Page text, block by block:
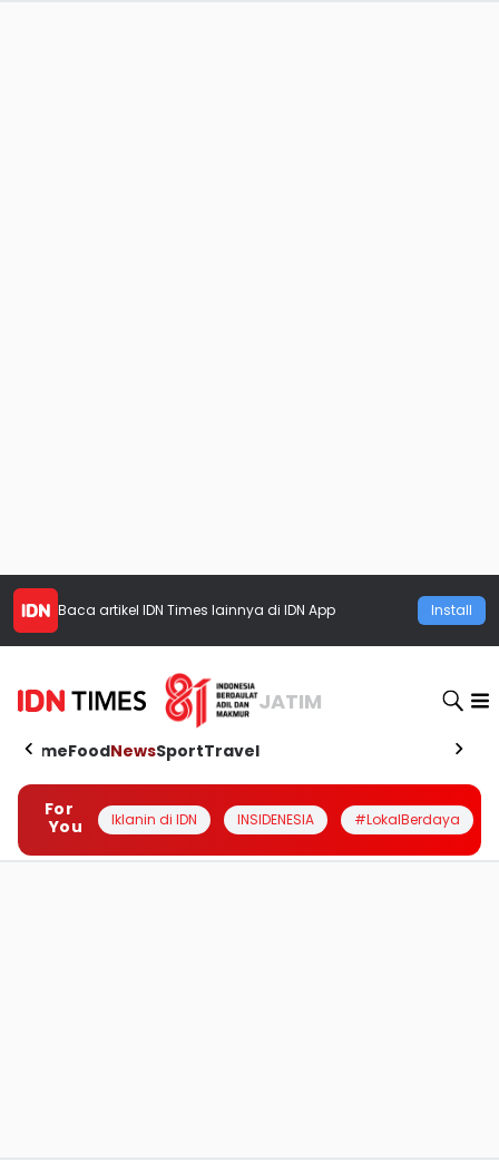
Baca artikel IDN Times lainnya di IDN App Install
JATIM
HomeFoodNewsSportTravel
For
You
Iklanin di IDN INSIDENESIA #LokalBerdaya